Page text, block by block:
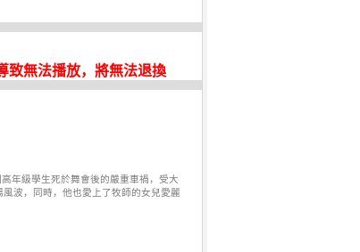
致無法播放，將無法退換
年級學生死於舞會後的嚴重車禍，受大
波，同時，他也愛上了牧師的女兒愛麗